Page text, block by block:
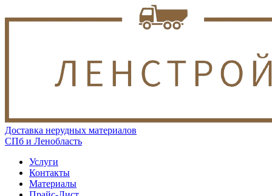
Доставка нерудных материалов
СПб и Ленобласть
Услуги
Контакты
Материалы